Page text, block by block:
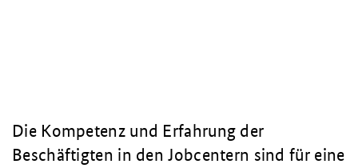
Die Kompetenz und Erfahrung der
Beschäftigten in den Jobcentern sind für eine